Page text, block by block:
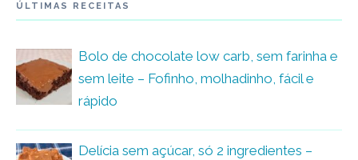
ÚLTIMAS RECEITAS
Bolo de chocolate low carb, sem farinha e
sem leite – Fofinho, molhadinho, fácil e
rápido
Delícia sem açúcar, só 2 ingredientes –